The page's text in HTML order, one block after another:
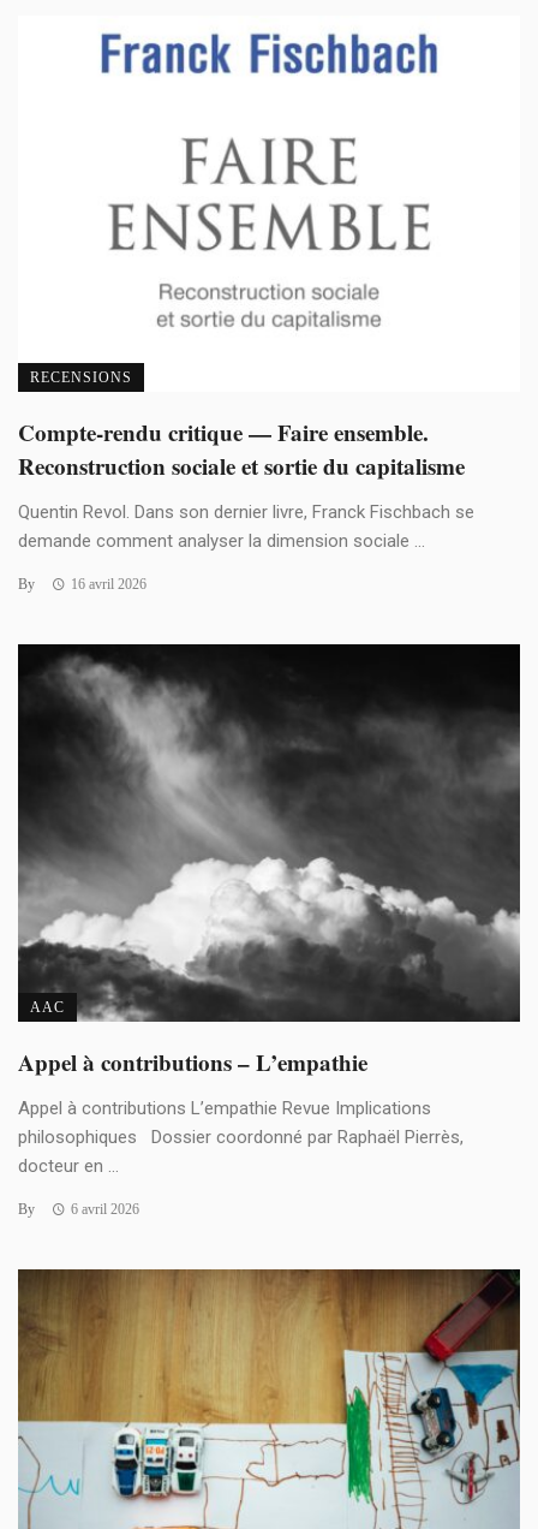
RECENSIONS
Compte-rendu critique — Faire ensemble.
Reconstruction sociale et sortie du capitalisme
Quentin Revol. Dans son dernier livre, Franck Fischbach se
demande comment analyser la dimension sociale ...
By 16 avril 2026
AAC
Appel à contributions – L’empathie
Appel à contributions L’empathie Revue Implications
philosophiques Dossier coordonné par Raphaël Pierrès,
docteur en ...
By 6 avril 2026